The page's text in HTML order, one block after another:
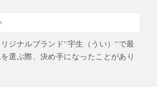
ジナルブランド”宇生（うい）”で最
選ぶ際、決め手になったことがあり